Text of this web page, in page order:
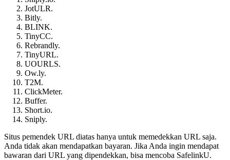
JotULR.
Bitly.
BLINK.
TinyCC.
Rebrandly.
TinyURL.
UOURLS.
Ow.ly.
T2M.
ClickMeter.
Buffer.
Short.io.
Sniply.
Situs pemendek URL diatas hanya untuk memedekkan URL saja.
Anda tidak akan mendapatkan bayaran. Jika Anda ingin mendapat
bawaran dari URL yang dipendekkan, bisa mencoba SafelinkU.